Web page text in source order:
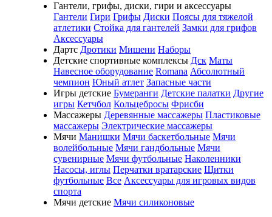
Гантели, грифы, диски, гири и аксессуары
Гантели Гири Грифы Диски Поясы для тяжелой
атлетики Стойка для гантелей Замки для грифов
Аксессуары
Дартс Дротики Мишени Наборы
Детские спортивные комплексы Дск Маты
Навесное оборудование Romana Абсолютный
чемпион Юный атлет Запасные части
Игры детские Бумеранги Детские палатки Другие
игры Кетчбол Кольцебросы Фрисби
Массажеры Деревянные массажеры Пластиковые
массажеры Электрические массажеры
Мячи Манишки Мячи баскетбольные Мячи
волейбольные Мячи гандбольные Мячи
сувенирные Мячи футбольные Наколенники
Насосы, иглы Перчатки вратарские Щитки
футбольные Все Аксессуары для игровых видов
спорта
Мячи детские Мячи силиконовые